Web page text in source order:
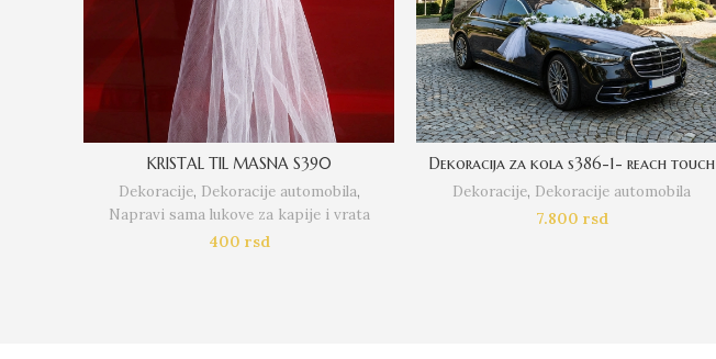
KRISTAL TIL MASNA S390
Dekoracije, Dekoracije automobila,
Napravi sama lukove za kapije i vrata
400 rsd
Dekoracija za kola s386-1- reach touch
Dekoracije, Dekoracije automobila
7.800 rsd